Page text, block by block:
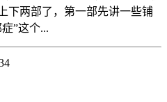
下两部了，第一部先讲一些铺
”这个...